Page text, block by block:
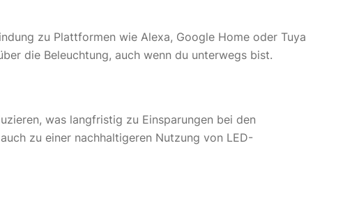
zu Plattformen wie Alexa, Google Home oder Tuya
die Beleuchtung, auch wenn du unterwegs bist.
was langfristig zu Einsparungen bei den
zu einer nachhaltigeren Nutzung von LED-